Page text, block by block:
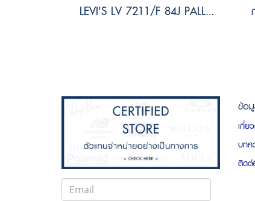
LEVI'S LV 7211/F 84J PALLAD BLACK Size 53
ข้อ
เกี่ย
บทค
ติดต่